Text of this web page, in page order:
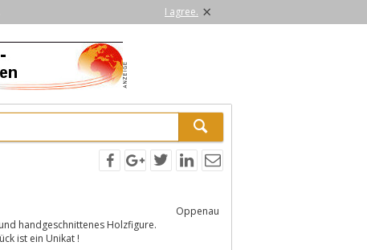
I agree. ×
Oppenau
handgeschnittenes Holzfigure.
ist ein Unikat !